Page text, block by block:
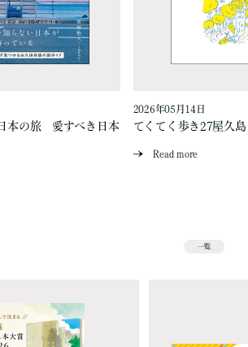
本の旅 愛すべき日本
2026年05月14日
てくてく歩き27屋久
Read more
一覧